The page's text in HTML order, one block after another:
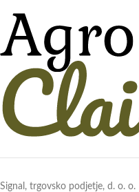
Signal, trgovsko podjetje, d. o. o.